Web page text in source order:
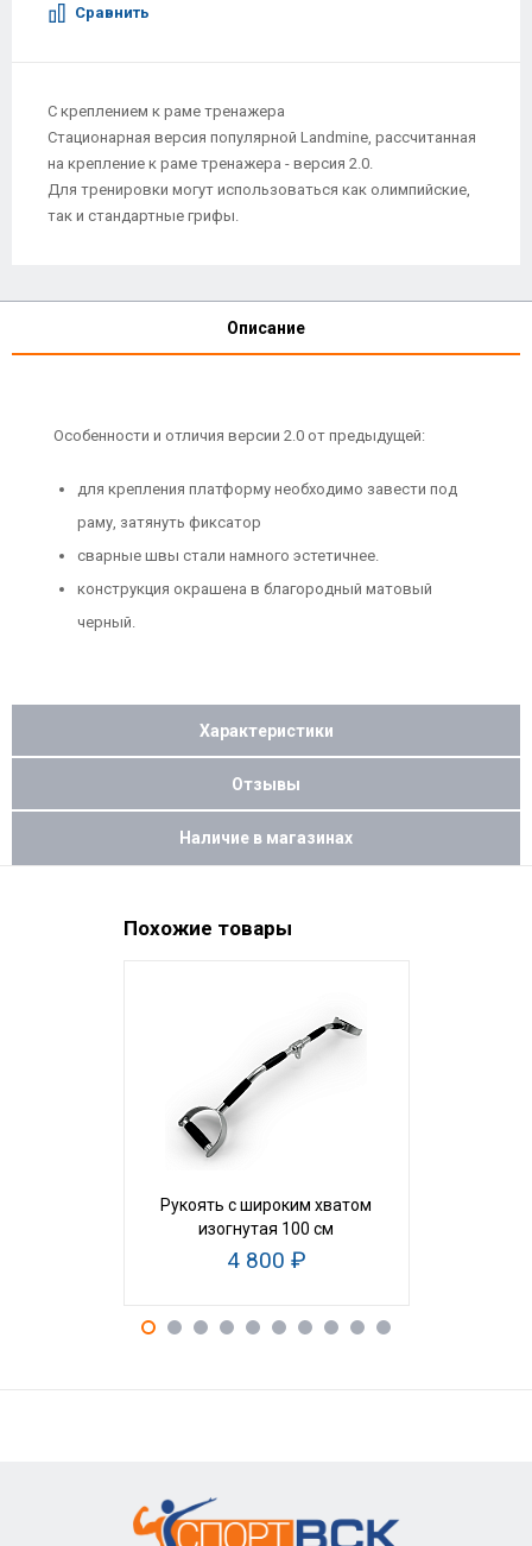
Сравнить
C креплением к раме тренажера
Стационарная версия популярной Landmine, рассчитанная
на крепление к раме тренажера - версия 2.0.
Для тренировки могут использоваться как олимпийские,
так и стандартные грифы.
Описание
Особенности и отличия версии 2.0 от предыдущей:
для крепления платформу необходимо завести под
раму, затянуть фиксатор
сварные швы стали намного эстетичнее.
конструкция окрашена в благородный матовый
черный.
Характеристики
Отзывы
Наличие в магазинах
Похожие товары
Рукоять с широким хватом
изогнутая 100 см
4 800 ₽